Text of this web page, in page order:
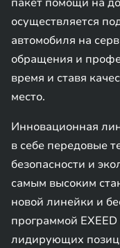
осуществляется
автомобиля на
обращения и
время и ставя
место.
Инновационная
в себе передовые
безопасности и
самым высоким
новой линейки и
программой
лидирующих